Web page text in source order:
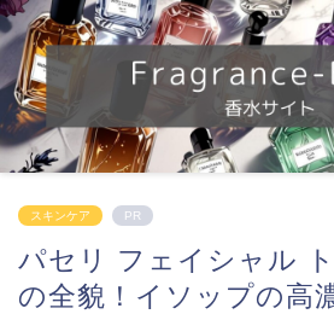
スキンケア PR
パセリ フェイシャル
の全貌！イソップの高